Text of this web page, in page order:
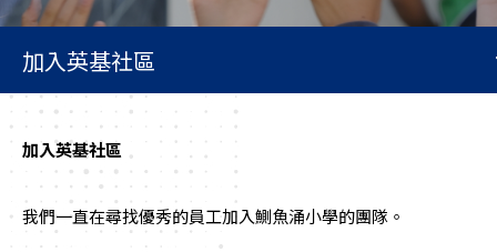
加入英基社區
加入英基社區
我們一直在尋找優秀的員工加入鰂魚涌小學的團隊。